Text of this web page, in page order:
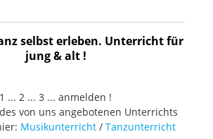
selbst erleben. Unterricht für
jung & alt !
1 ... 2 ... 3 ... anmelden !
von uns angebotenen Unterrichts
Musikunterricht/ Tanzunterricht